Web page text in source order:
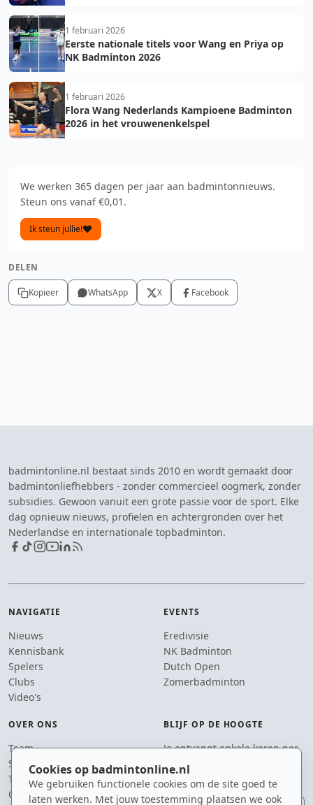
Cookies op badmintonline.nl
We gebruiken functionele cookies om de site goed te
laten werken. Met jouw toestemming plaatsen we ook
1 februari 2026
Eerste nationale titels voor Wang en Priya op
NK Badminton 2026
1 februari 2026
Flora Wang Nederlands Kampioene Badminton
2026 in het vrouwenenkelspel
We werken 365 dagen per jaar aan badmintonnieuws.
Steun ons vanaf €0,01.
Ik steun jullie!
DELEN
Kopieer WhatsApp X Facebook
badmintonline.nl bestaat sinds 2010 en wordt gemaakt door
badmintonliefhebbers - zonder commercieel oogmerk, zonder
subsidies. Gewoon vanuit een grote passie voor de sport. Elke
dag opnieuw nieuws, profielen en achtergronden over het
Nederlandse en internationale topbadminton.
NAVIGATIE
Nieuws
Kennisbank
Spelers
Clubs
Video's
EVENTS
Eredivisie
NK Badminton
Dutch Open
Zomerbadminton
OVER ONS
Team
Supporters
Tip de redactie
Contact
BLIJF OP DE HOOGTE
Je ontvangt enkele keren per
jaar een e-mail met het
laatste badmintonnieuws.
E-mailadres